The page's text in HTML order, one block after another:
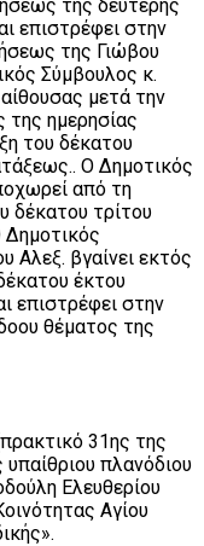
της δεύτερης
επιστρέφει στην
της Γιώβου
Σύμβουλος κ.
μετά την
ημερησίας
του δέκατου
Ο Δημοτικός
από τη
δέκατου τρίτου
Αλεξ. βγαίνει εκτός
έκτου
επιστρέφει στην
θέματος της
31ης της
πλανόδιου
Ελευθερίου
Αγίου